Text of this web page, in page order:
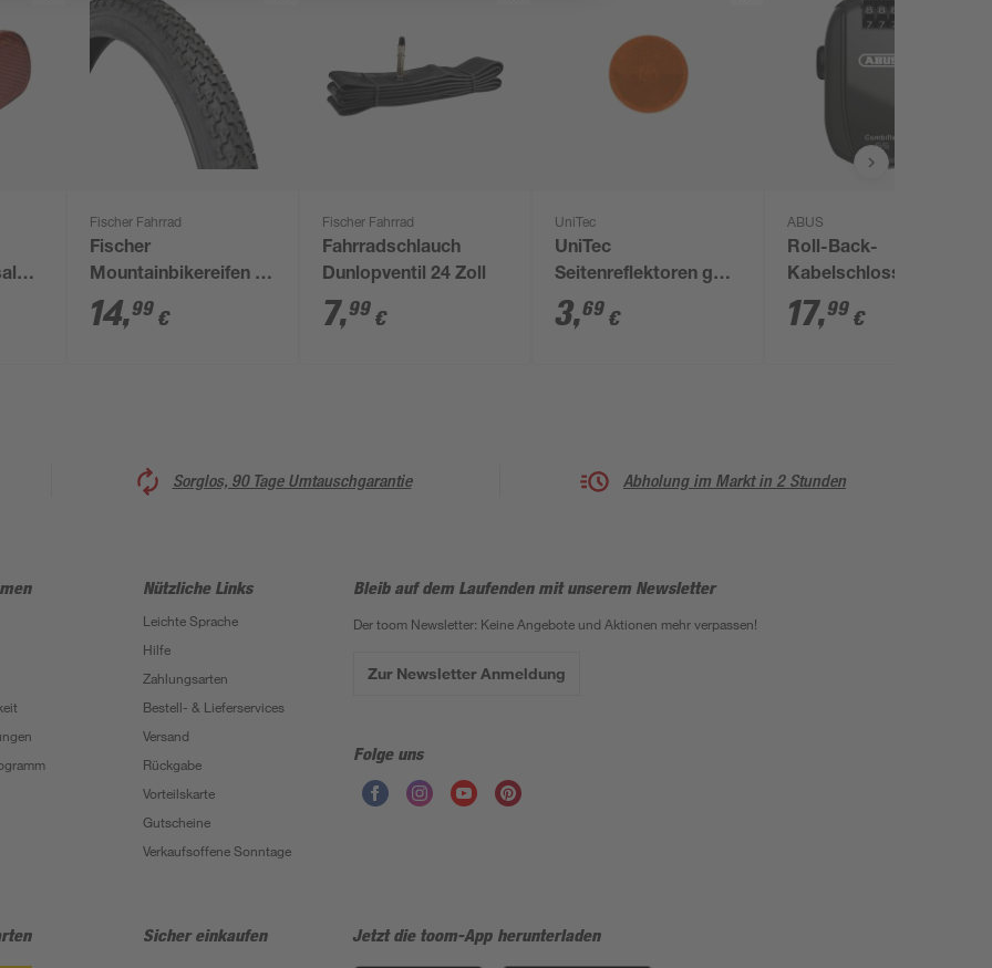
Fischer Fahrrad
Fischer
Mountainbikereifen 20
Zoll
14,99 €
Fischer Fahrrad
Fahrradschlauch
Dunlopventil 24 Zoll
7,99 €
UniTec
UniTec
Seitenreflektoren gelb
2 Stück
3,69 €
ABUS
Roll-Back-
Kabelschloss
'Combiflex StopOver
65' schwarz Ø 1,2 x 65
17,99 €
Sorglos, 90 Tage Umtauschgarantie Abholung im Markt in 2 Stunden
Nützliche Links
Leichte Sprache
Hilfe
Zahlungsarten
Bestell- & Lieferservices
Versand
Rückgabe
Vorteilskarte
Gutscheine
Verkaufsoffene Sonntage
Bleib auf dem Laufenden mit unserem Newsletter
Der toom Newsletter: Keine Angebote und Aktionen mehr verpassen!
Zur Newsletter Anmeldung
Folge uns
Sicher einkaufen Jetzt die toom-App herunterladen